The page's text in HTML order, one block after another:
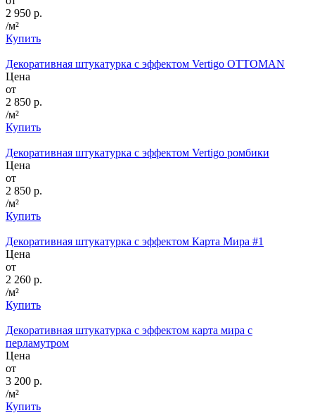
2 950 р.
/м²
Купить
Декоративная штукатурка с эффектом Vertigo OTTOMAN
Цена
от
2 850 р.
/м²
Купить
Декоративная штукатурка с эффектом Vertigo ромбики
Цена
от
2 850 р.
/м²
Купить
Декоративная штукатурка с эффектом Карта Мира #1
Цена
от
2 260 р.
/м²
Купить
Декоративная штукатурка с эффектом карта мира с
перламутром
Цена
от
3 200 р.
/м²
Купить